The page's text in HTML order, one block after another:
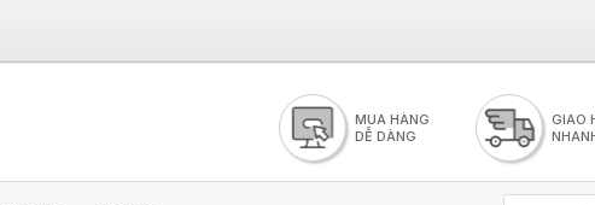
MUA HÀNG
DỄ DÀNG
GIAO